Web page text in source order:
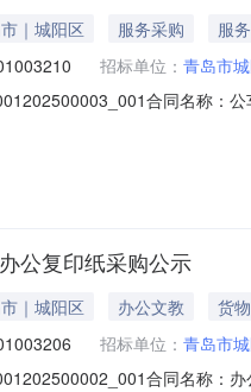
｜城阳区 服务采购
服务
招标单位： 青岛市
合同名称：
期：2025-11-27合同金额：
公复印纸采购公示
｜城阳区 办公文教
货物
招标单位： 青岛市
合同名称：